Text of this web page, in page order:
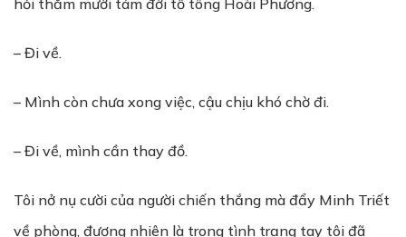
hỏi thăm mười tám đời tổ tông Hoài Phương.
– Đi về.
– Mình còn chưa xong việc, cậu chịu khó chờ đi.
– Đi về, mình cần thay đồ.
Tôi nở nụ cười của người chiến thắng mà đẩy Minh Triết
về phòng, đương nhiên là trong tình trạng tay tôi đã